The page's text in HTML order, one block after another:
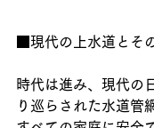
■現代の上水道とそ
時代は進み、現代の
り巡らされた水道管